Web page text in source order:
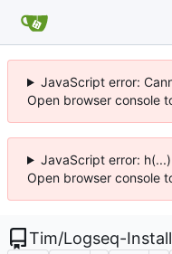
JavaScript error:
Open browser console
JavaScript error:
Open browser console
Tim/Logseq-